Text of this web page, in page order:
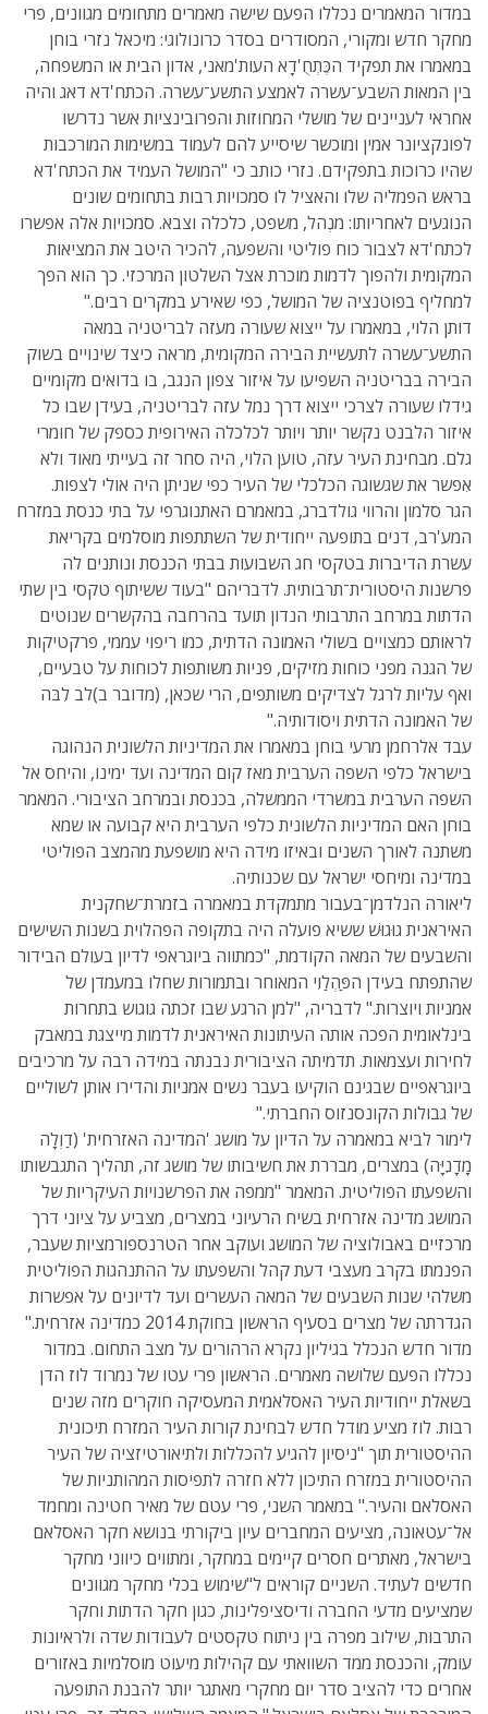
במדור המאמרים נכללו הפעם שישה מאמרים מתחומים מגוונים, פרי
מחקר חדש ומקורי, המסודרים בסדר כרונולוגי: מיכאל נזרי בוחן
במאמרו את תפקיד הכֶּתְחֻ'דָא העות'מאני, אדון הבית או המשפחה,
בין המאות השבע־עשרה לאמצע התשע־עשרה. הכתח'דא דאג והיה
אחראי לעניינים של מושלי המחוזות והפרובינציות אשר נדרשו
לפונקציונר אמין ומוכשר שיסייע להם לעמוד במשימות המורכבות
שהיו כרוכות בתפקידם. נזרי כותב כי "המושל העמיד את הכתח'דא
בראש הפמליה שלו והאציל לו סמכויות רבות בתחומים שונים
הנוגעים לאחריותו: מנְהל, משפט, כלכלה וצבא. סמכויות אלה אפשרו
לכתח'דא לצבור כוח פוליטי והשפעה, להכיר היטב את המציאות
המקומית ולהפוך לדמות מוכרת אצל השלטון המרכזי. כך הוא הפך
למחליף בפוטנציה של המושל, כפי שאירע במקרים רבים."
דותן הלוי, במאמרו על ייצוא שעורה מעזה לבריטניה במאה
התשע־עשרה לתעשיית הבירה המקומית, מראה כיצד שינויים בשוק
הבירה בבריטניה השפיעו על איזור צפון הנגב, בו בדואים מקומיים
גידלו שעורה לצרכי ייצוא דרך נמל עזה לבריטניה, בעידן שבו כל
איזור הלבנט נקשר יותר ויותר לכלכלה האירופית כספק של חומרי
גלם. מבחינת העיר עזה, טוען הלוי, היה סחר זה בעייתי מאוד ולא
אִפשר את שגשוגה הכלכלי של העיר כפי שניתן היה אולי לצפות.
הגר סלמון והרווי גולדברג, במאמרם האתנוגרפי על בתי כנסת במזרח
המע'רב, דנים בתופעה ייחודית של השתתפות מוסלמים בקריאת
עשרת הדיברות בטקסי חג השבועות בבתי הכנסת ונותנים לה
פרשנות היסטורית־תרבותית. לדבריהם "בעוד ששיתוף טקסי בין שתי
הדתות במרחב התרבותי הנדון תועד בהרחבה בהקשרים שנוטים
לראותם כמצויים בשולי האמונה הדתית, כמו ריפוי עממי, פרקטיקות
של הגנה מפני כוחות מזיקים, פניות משותפות לכוחות על טבעיים,
ואף עליות לרגל לצדיקים משותפים, הרי שכאן, (מדובר ב)לב לִבּה
של האמונה הדתית ויסודותיה."
עבד אלרחמן מרעי בוחן במאמרו את המדיניות הלשונית הנהוגה
בישראל כלפי השפה הערבית מאז קום המדינה ועד ימינו, והיחס אל
השפה הערבית במשרדי הממשלה, בכנסת ובמרחב הציבורי. המאמר
בוחן האם המדיניות הלשונית כלפי הערבית היא קבועה או שמא
משתנה לאורך השנים ובאיזו מידה היא מושפעת מהמצב הפוליטי
במדינה ומיחסי ישראל עם שכנותיה.
ליאורה הנלדמן־בעבור מתמקדת במאמרה בזמרת־שחקנית
האיראנית גוּגוּשׁ ששיא פועלה היה בתקופה הפהלוית בשנות השישים
והשבעים של המאה הקודמת, "כמתווה ביוגראפי לדיון בעולם הבידור
שהתפתח בעידן הפַּהְלַוִי המאוחר ובתמורות שחלו במעמדן של
אמניות ויוצרות." לדבריה, "למן הרגע שבו זכתה גוגוש בתחרות
בינלאומית הפכה אותה העיתונות האיראנית לדמות מייצגת במאבק
לחירות ועצמאות. תדמיתה הציבורית נבנתה במידה רבה על מרכיבים
ביוגראפיים שבגינם הוקיעו בעבר נשים אמניות והדירו אותן לשוליים
של גבולות הקונסנזוס החברתי."
לימור לביא במאמרה על הדיון על מושג 'המדינה האזרחית' (דַוְלָה
מָדָנִיָּה) במצרים, מבררת את חשיבותו של מושג זה, תהליך התגבשותו
והשפעתו הפוליטית. המאמר "ממפה את הפרשנויות העיקריות של
המושג מדינה אזרחית בשיח הרעיוני במצרים, מצביע על ציוני דרך
מרכזיים באבולוציה של המושג ועוקב אחר הטרנספורמציות שעבר,
הפנמתו בקרב מעצבי דעת קהל והשפעתו על ההתנהגות הפוליטית
משלהי שנות השבעים של המאה העשרים ועד לדיונים על אפשרות
הגדרתה של מצרים בסעיף הראשון בחוקת 2014 כמדינה אזרחית."
מדור חדש הנכלל בגיליון נקרא הרהורים על מצב התחום. במדור
נכללו הפעם שלושה מאמרים. הראשון פרי עטו של נמרוד לוז הדן
בשאלת ייחודיות העיר האסלאמית המעסיקה חוקרים מזה שנים
רבות. לוז מציע מודל חדש לבחינת קורות העיר המזרח תיכונית
ההיסטורית תוך "ניסיון להגיע להכללות ולתיאורטיזציה של העיר
ההיסטורית במזרח התיכון ללא חזרה לתפיסות המהותניות של
האסלאם והעיר." במאמר השני, פרי עטם של מאיר חטינה ומחמד
אל־עטאונה, מציעים המחברים עיון ביקורתי בנושא חקר האסלאם
בישראל, מאתרים חסרים קיימים במחקר, ומתווים כיווני מחקר
חדשים לעתיד. השניים קוראים ל"שימוש בכלי מחקר מגוונים
שמציעים מדעי החברה ודיסציפלינות, כגון חקר הדתות וחקר
התרבות, שילוב מפרה בין ניתוח טקסטים לעבודות שדה ולראיונות
עומק, והכנסת ממד השוואתי עם קהילות מיעוט מוסלמיות באזורים
אחרים כדי להציב סדר יום מחקרי מאתגר יותר להבנת התופעה